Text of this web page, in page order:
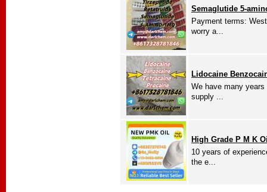
Semaglutide 5-
Payment terms:
worry a...
Lidocaine
We have many
supply ...
High Grade P M K
10 years of
the e...